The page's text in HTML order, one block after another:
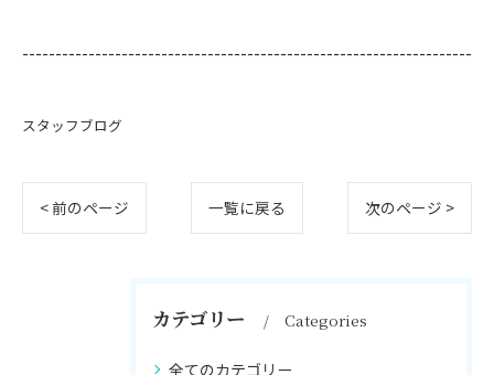
--------------------------------------------------------------------
スタッフブログ
< 前のページ 一覧に戻る 次のページ >
カテゴリー Categories
全てのカテゴリー